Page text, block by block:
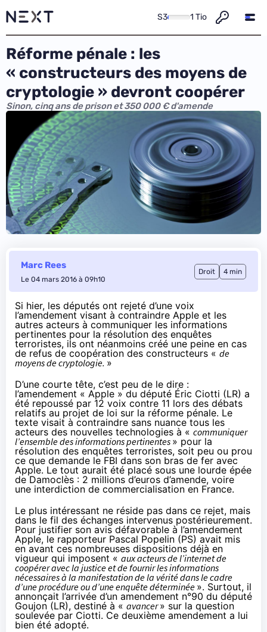
S3 1 Tio
Réforme pénale : les
« constructeurs des moyens de
cryptologie » devront coopérer
Sinon, cinq ans de prison et 350 000 € d'amende
Marc Rees
Le 04 mars 2016 à 09h10
Droit 4 min
Si hier, les députés ont rejeté d’une voix
l’amendement visant à contraindre Apple et les
autres acteurs à communiquer les informations
pertinentes pour la résolution des enquêtes
terroristes, ils ont néanmoins créé une peine en cas
de refus de coopération des constructeurs « de
moyens de cryptologie. »
D’une courte tête, c’est peu de le dire :
l’amendement « Apple » du député Éric Ciotti (LR) a
été repoussé par 12 voix contre 11 lors des débats
relatifs au projet de loi sur la réforme pénale. Le
texte visait à contraindre sans nuance tous les
acteurs des nouvelles technologies à « communiquer
l’ensemble des informations pertinentes » pour la
résolution des enquêtes terroristes, soit peu ou prou
ce que demande le FBI dans son bras de fer avec
Apple. Le tout aurait été placé sous une lourde épée
de Damoclès : 2 millions d’euros d’amende, voire
une interdiction de commercialisation en France.
Le plus intéressant ne réside pas dans ce rejet, mais
dans le fil des échanges intervenus postérieurement.
Pour justifier son avis défavorable à l’amendement
Apple, le rapporteur Pascal Popelin (PS) avait mis
en avant ces nombreuses dispositions déjà en
vigueur qui imposent « aux acteurs de l’internet de
coopérer avec la justice et de fournir les informations
nécessaires à la manifestation de la vérité dans le cadre
d’une procédure ou d’une enquête déterminée ». Surtout, il
annonçait l’arrivée d’un amendement n°90 du député
Goujon (LR), destiné à « avancer» sur la question
soulevée par Ciotti. Ce deuxième amendement a lui
bien été adopté.